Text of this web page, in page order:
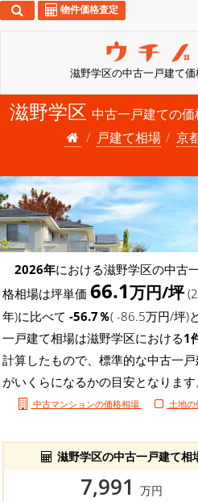
滋野学区の中古一戸建て
物件価格査定
滋野学区 中古一戸建ての
戸建て相場
京
2026年における滋野学区の中古
格相場は坪単価 66.1万円/坪
年)に比べて -56.7％( -86.5万円/坪)
一戸建て相場は滋野学区における1
計算したもので、標準的な中古一
がいくらになるかの目安となります
中古マンションの価格相場 土地
滋野学区の中古一戸建て相
7,991 万円